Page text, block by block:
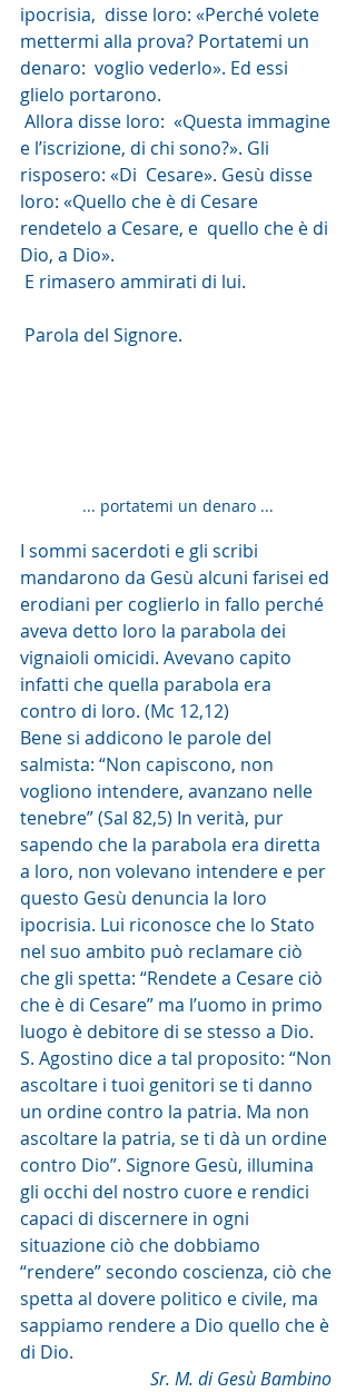
ipocrisia,  disse loro: «Perché volete
mettermi alla prova? Portatemi un
denaro:  voglio vederlo». Ed essi
glielo portarono.
e l’iscrizione, di chi sono?». Gli
risposero: «Di  Cesare». Gesù disse
loro: «Quello che è di Cesare
rendetelo a Cesare, e  quello che è di
Dio, a Dio».
E rimasero ammirati di lui.
Parola del Signore.
... portatemi un denaro ...
I sommi sacerdoti e gli scribi
mandarono da Gesù alcuni farisei ed
erodiani per coglierlo in fallo perché
aveva detto loro la parabola dei
vignaioli omicidi. Avevano capito
infatti che quella parabola era
contro di loro. (Mc 12,12)
Bene si addicono le parole del
salmista: “Non capiscono, non
vogliono intendere, avanzano nelle
tenebre” (Sal 82,5) In verità, pur
sapendo che la parabola era diretta
a loro, non volevano intendere e per
questo Gesù denuncia la loro
ipocrisia. Lui riconosce che lo Stato
nel suo ambito può reclamare ciò
che gli spetta: “Rendete a Cesare ciò
che è di Cesare” ma l’uomo in primo
luogo è debitore di se stesso a Dio.
S. Agostino dice a tal proposito: “Non
ascoltare i tuoi genitori se ti danno
un ordine contro la patria. Ma non
ascoltare la patria, se ti dà un ordine
contro Dio”. Signore Gesù, illumina
gli occhi del nostro cuore e rendici
capaci di discernere in ogni
situazione ciò che dobbiamo
“rendere” secondo coscienza, ciò che
spetta al dovere politico e civile, ma
sappiamo rendere a Dio quello che è
di Dio.
Sr. M. di Gesù Bambino